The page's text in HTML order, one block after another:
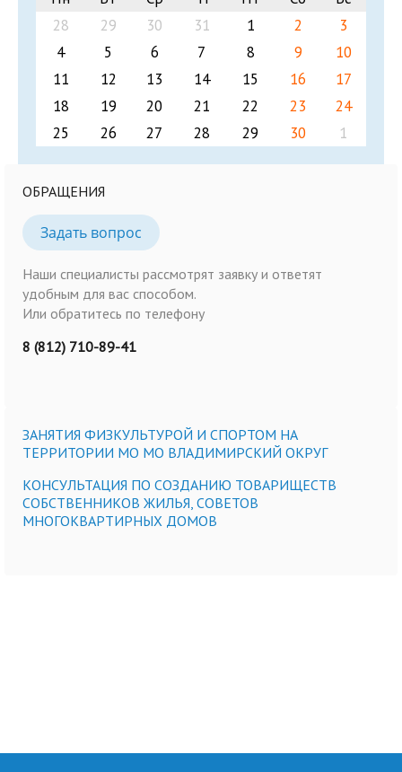
28
29 30 31 1 2
3
4
5 6 7 8 9
10
11
12 13 14 15 16
17
18
19 20 21 22 23
24
25
26 27 28 29 30 1
ОБРАЩЕНИЯ
Задать вопрос
Наши специалисты рассмотрят заявку и ответят
удобным для вас способом.
Или обратитесь по телефону
8 (812) 710-89-41
ЗАНЯТИЯ ФИЗКУЛЬТУРОЙ И СПОРТОМ НА
ТЕРРИТОРИИ МО МО ВЛАДИМИРСКИЙ ОКРУГ
КОНСУЛЬТАЦИЯ ПО СОЗДАНИЮ ТОВАРИЩЕСТВ
СОБСТВЕННИКОВ ЖИЛЬЯ, СОВЕТОВ
МНОГОКВАРТИРНЫХ ДОМОВ